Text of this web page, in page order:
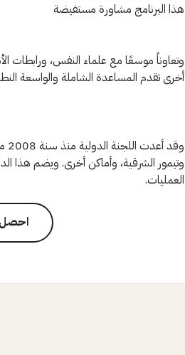
هذا البرنامج مشاورة مستفيضة
وتعاوناً موسعًا مع علماء النفس، ورابطات
أخرى تقدم المساعدة الشاملة والواسعة
وتيمور الشرقية، وأماكن أخرى. ويضم هذا
العمليات.